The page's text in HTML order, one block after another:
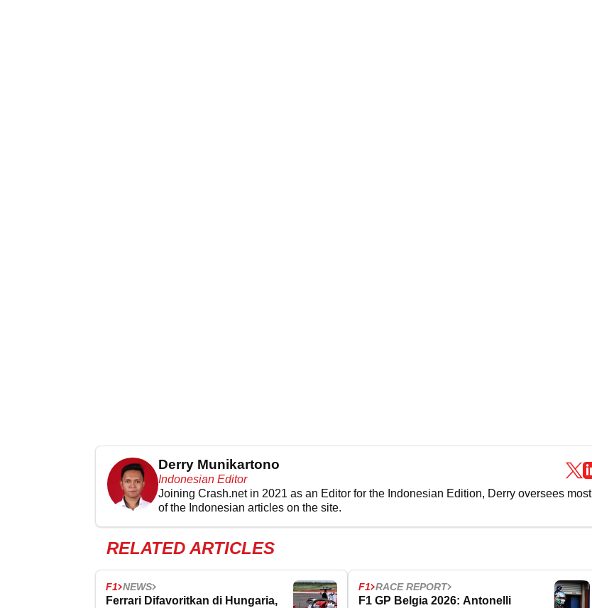
Derry Munikartono
Indonesian Editor
Joining Crash.net in 2021 as an Editor for the Indonesian Edition, Derry oversees most
of the Indonesian articles on the site.
RELATED ARTICLES
F1 NEWS
Ferrari Difavoritkan di Hungaria,
F1 RACE REPORT
F1 GP Belgia 2026: Antonelli